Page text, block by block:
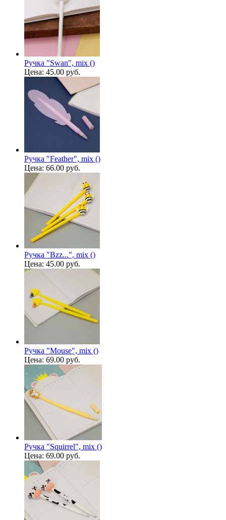
Ручка "Swan", mix ()
Цена: 45.00 руб.
Ручка "Feather", mix ()
Цена: 66.00 руб.
Ручка "Bzz...", mix ()
Цена: 45.00 руб.
Ручка "Mouse", mix ()
Цена: 69.00 руб.
Ручка "Squirrel", mix ()
Цена: 69.00 руб.